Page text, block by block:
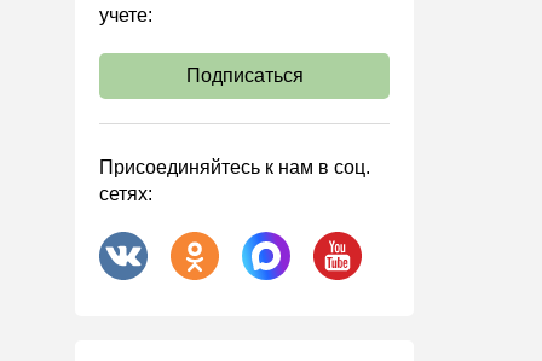
Налоговое планирование
Финансовый контроль
Договоры
ООО
АО
Госзакупки
учете:
Подписаться
Присоединяйтесь к нам в соц.
сетях: